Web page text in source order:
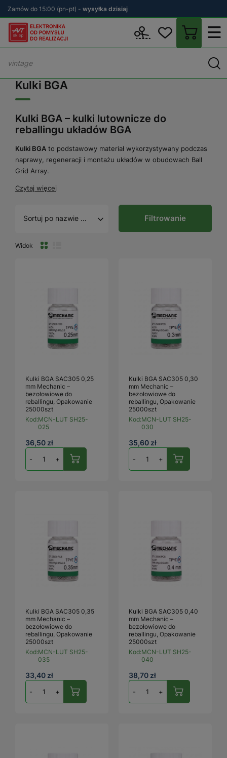
Zamów do 15:00 (pn-pt) - wysyłka dzisiaj
Kulki BGA
Kulki BGA – kulki lutownicze do
reballingu układów BGA
Kulki BGA to podstawowy materiał wykorzystywany podczas
naprawy, regeneracji i montażu układów w obudowach Ball
Grid Array.
Czytaj więcej
Sortuj po nazwie A - Z
Widok
Filtrowanie
Kulki BGA SAC305 0,25
mm Mechanic –
bezołowiowe do
reballingu, Opakowanie
25000szt
Kod:MCN-LUT SH25-
025
36,50 zł
- +
Kulki BGA SAC305 0,30
mm Mechanic –
bezołowiowe do
reballingu, Opakowanie
25000szt
Kod:MCN-LUT SH25-
030
35,60 zł
- +
Kulki BGA SAC305 0,35
mm Mechanic –
bezołowiowe do
reballingu, Opakowanie
25000szt
Kod:MCN-LUT SH25-
035
33,40 zł
- +
Kulki BGA SAC305 0,40
mm Mechanic –
bezołowiowe do
reballingu, Opakowanie
25000szt
Kod:MCN-LUT SH25-
040
38,70 zł
- +